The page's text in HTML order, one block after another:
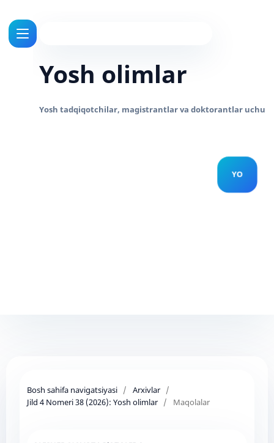
Yosh olimlar
Bosh sahifa navigatsiyasi / Arxivlar /
Jild 4 Nomeri 38 (2026): Yosh olimlar / Maqolalar